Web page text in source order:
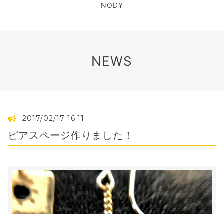
NODY
NEWS
2017/02/17 16:11
ピアスページ作りました！